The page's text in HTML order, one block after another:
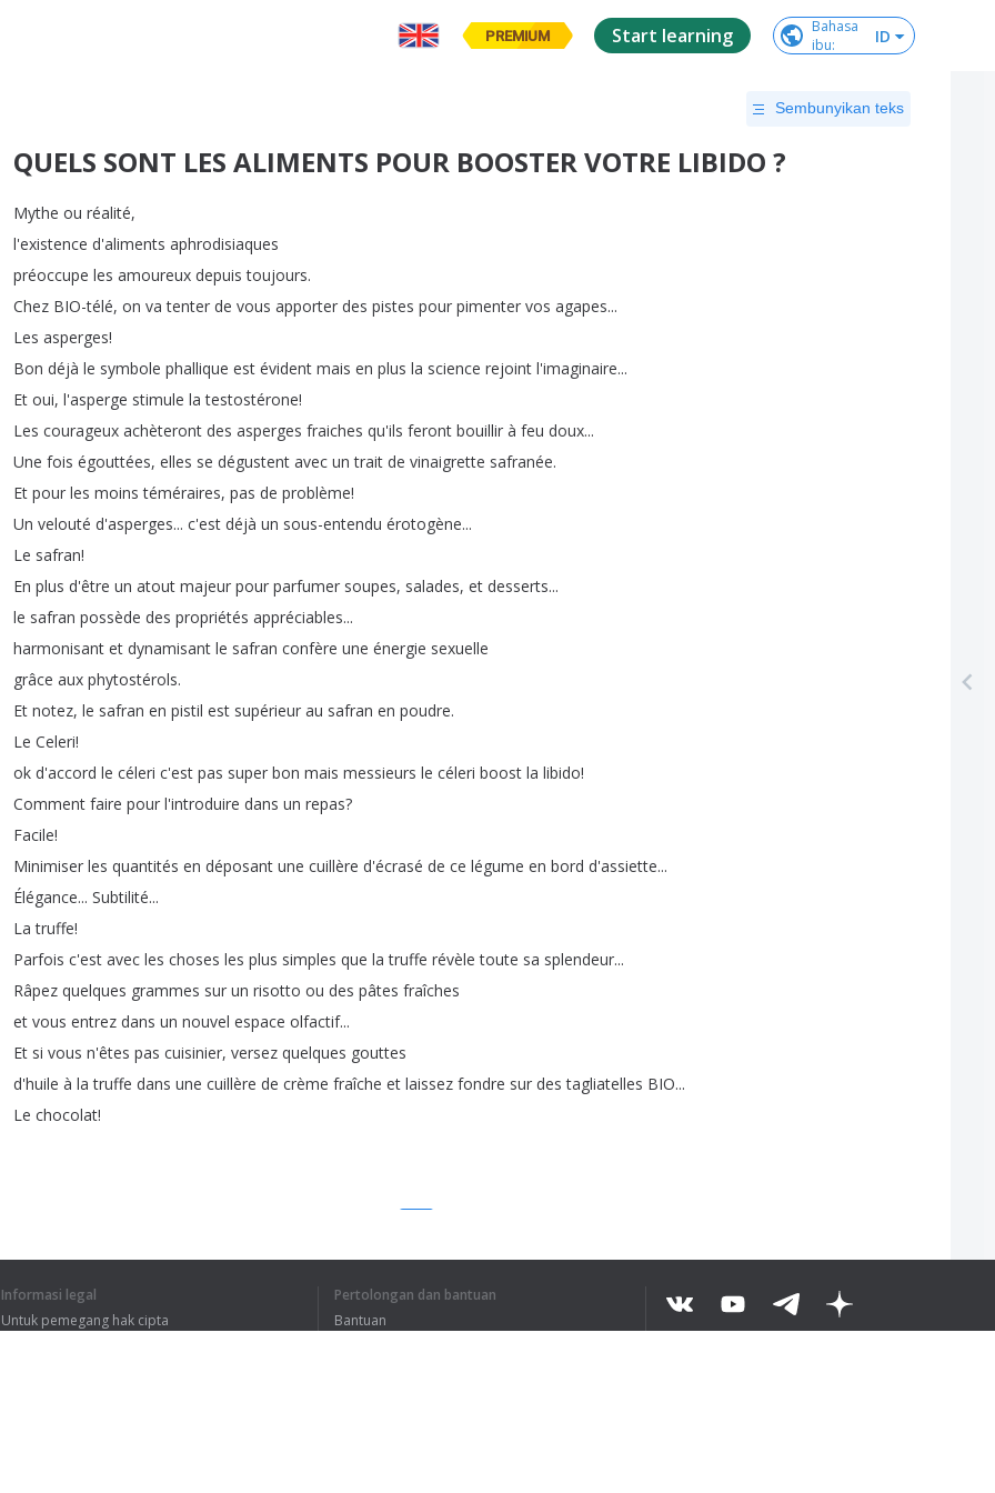
PREMIUM Start learning
Bahasa
ibu: ID
Sembunyikan teks
QUELS SONT LES ALIMENTS POUR BOOSTER VOTRE LIBIDO ?
Mythe ou réalité,
l'existence d'aliments aphrodisiaques
préoccupe les amoureux depuis toujours.
Chez BIO-télé, on va tenter de vous apporter des pistes pour pimenter vos agapes...
Les asperges!
Bon déjà le symbole phallique est évident mais en plus la science rejoint l'imaginaire...
Et oui, l'asperge stimule la testostérone!
Les courageux achèteront des asperges fraiches qu'ils feront bouillir à feu doux...
Une fois égouttées, elles se dégustent avec un trait de vinaigrette safranée.
Et pour les moins téméraires, pas de problème!
Un velouté d'asperges... c'est déjà un sous-entendu érotogène...
Le safran!
En plus d'être un atout majeur pour parfumer soupes, salades, et desserts...
le safran possède des propriétés appréciables...
harmonisant et dynamisant le safran confère une énergie sexuelle
grâce aux phytostérols.
Et notez, le safran en pistil est supérieur au safran en poudre.
Le Celeri!
ok d'accord le céleri c'est pas super bon mais messieurs le céleri boost la libido!
Comment faire pour l'introduire dans un repas?
Facile!
Minimiser les quantités en déposant une cuillère d'écrasé de ce légume en bord d'assiette...
Élégance... Subtilité...
La truffe!
Parfois c'est avec les choses les plus simples que la truffe révèle toute sa splendeur...
Râpez quelques grammes sur un risotto ou des pâtes fraîches
et vous entrez dans un nouvel espace olfactif...
Et si vous n'êtes pas cuisinier, versez quelques gouttes
d'huile à la truffe dans une cuillère de crème fraîche et laissez fondre sur des tagliatelles BIO...
Le chocolat!
SAYA MENGERTI SELURUH TEKS
Informasi legal
Untuk pemegang hak cipta
Pertolongan dan bantuan
Bantuan